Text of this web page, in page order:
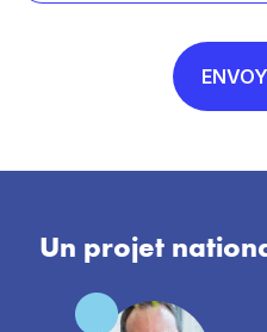
Un projet